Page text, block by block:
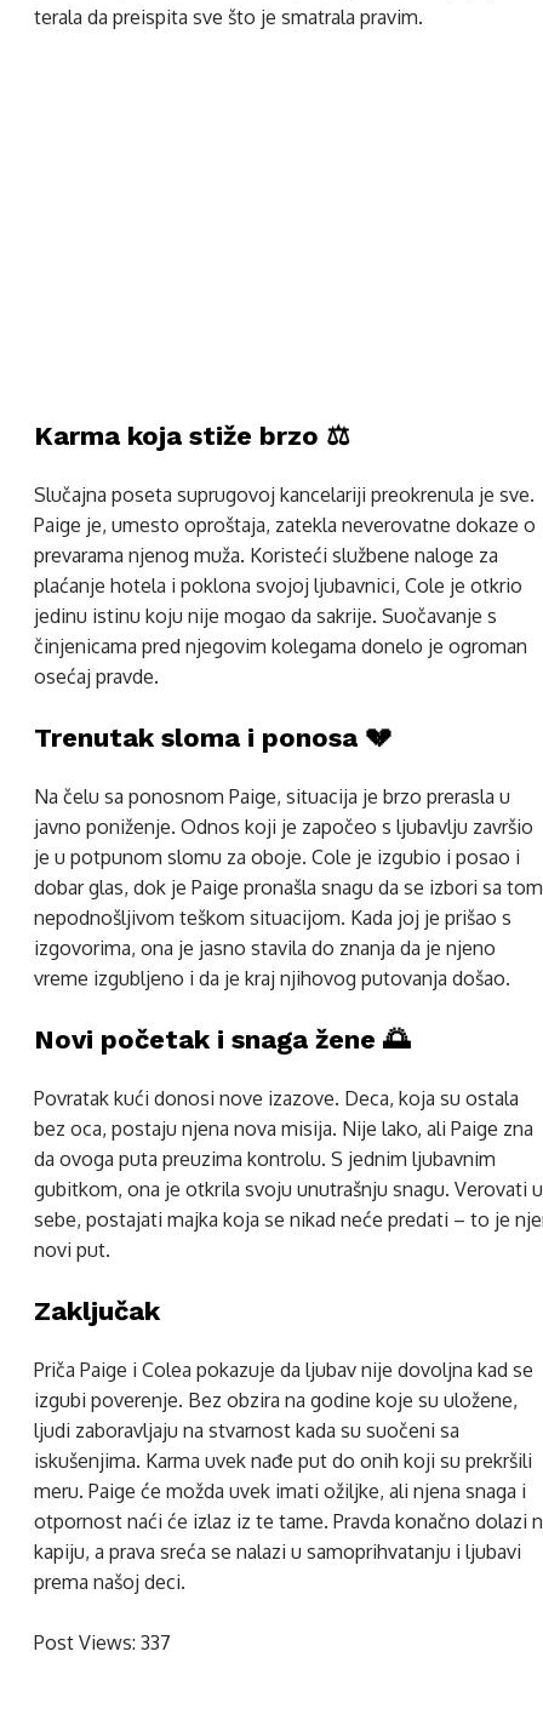
terala da preispita sve što je smatrala pravim.
Karma koja stiže brzo ⚖️
Slučajna poseta suprugovoj kancelariji preokrenula je sve.
Paige je, umesto oproštaja, zatekla neverovatne dokaze o
prevarama njenog muža. Koristeći službene naloge za
plaćanje hotela i poklona svojoj ljubavnici, Cole je otkrio
jedinu istinu koju nije mogao da sakrije. Suočavanje s
činjenicama pred njegovim kolegama donelo je ogroman
osećaj pravde.
Trenutak sloma i ponosa 💔
Na čelu sa ponosnom Paige, situacija je brzo prerasla u
javno poniženje. Odnos koji je započeo s ljubavlju završio
je u potpunom slomu za oboje. Cole je izgubio i posao i
dobar glas, dok je Paige pronašla snagu da se izbori sa tom
nepodnošljivom teškom situacijom. Kada joj je prišao s
izgovorima, ona je jasno stavila do znanja da je njeno
vreme izgubljeno i da je kraj njihovog putovanja došao.
Novi početak i snaga žene 🌅
Povratak kući donosi nove izazove. Deca, koja su ostala
bez oca, postaju njena nova misija. Nije lako, ali Paige zna
da ovoga puta preuzima kontrolu. S jednim ljubavnim
gubitkom, ona je otkrila svoju unutrašnju snagu. Verovati u
sebe, postajati majka koja se nikad neće predati – to je
novi put.
Zaključak
Priča Paige i Colea pokazuje da ljubav nije dovoljna kad se
izgubi poverenje. Bez obzira na godine koje su uložene,
ljudi zaboravljaju na stvarnost kada su suočeni sa
iskušenjima. Karma uvek nađe put do onih koji su prekršili
meru. Paige će možda uvek imati ožiljke, ali njena snaga i
otpornost naći će izlaz iz te tame. Pravda konačno dolazi
kapiju, a prava sreća se nalazi u samoprihvatanju i ljubavi
prema našoj deci.
Post Views: 337